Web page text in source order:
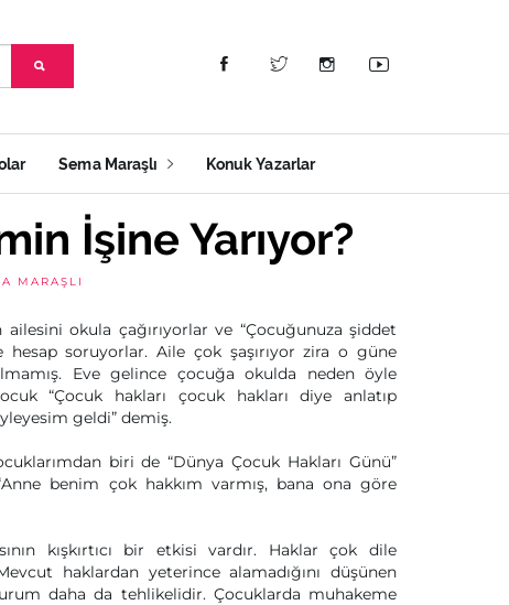
Sema Maraşlı Konuk Yazarlar
İşine Yarıyor?
MARAŞLI
okula çağırıyorlar ve “Çocuğunuza şiddet
hesap soruyorlar. Aile çok şaşırıyor zira o güne
Eve gelince çocuğa okulda neden öyle
“Çocuk hakları çocuk hakları diye anlatıp
geldi” demiş.
biri de “Dünya Çocuk Hakları Günü”
benim çok hakkım varmış, bana ona göre
kışkırtıcı bir etkisi vardır. Haklar çok dile
haklardan yeterince alamadığını düşünen
daha da tehlikelidir. Çocuklarda muhakeme